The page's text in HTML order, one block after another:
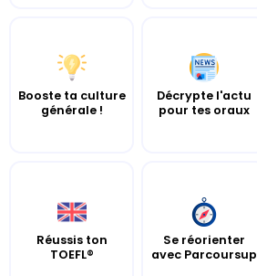
Booste ta culture
générale !
Décrypte l'actu
pour tes oraux
Réussis ton
TOEFL®
Se réorienter
avec Parcoursup